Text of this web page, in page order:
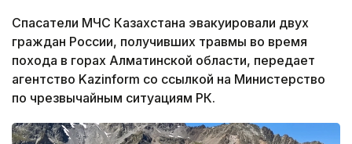
Спасатели МЧС Казахстана эвакуировали двух
граждан России, получивших травмы во время
похода в горах Алматинской области, передает
агентство Kazinform со ссылкой на Министерство
по чрезвычайным ситуациям РК.